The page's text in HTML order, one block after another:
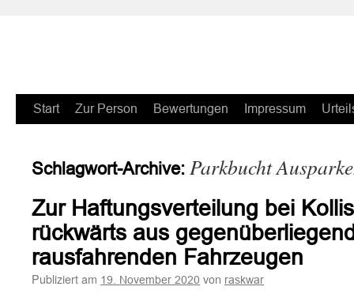
Zum
springen
Start Zur Person Bewertungen Impressum
Schlagwort-Archive: Parkbucht
Zur Haftungsverteilung bei
rückwärts aus
rausfahrenden Fahrzeugen
Publiziert am 19. November 2020 von raskwar